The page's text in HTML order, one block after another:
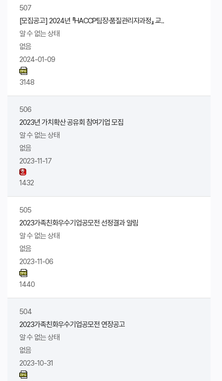
507
[모집공고] 2024년 『HACCP팀장·품질관리자과정』 교..
알 수 없는 상태
없음
2024-01-09
3148
506
2023년 가치확산 공유회 참여기업 모집
알 수 없는 상태
없음
2023-11-17
1432
505
2023가족친화우수기업공모전 선정결과 알림
알 수 없는 상태
없음
2023-11-06
1440
504
2023가족친화우수기업공모전 연장공고
알 수 없는 상태
없음
2023-10-31